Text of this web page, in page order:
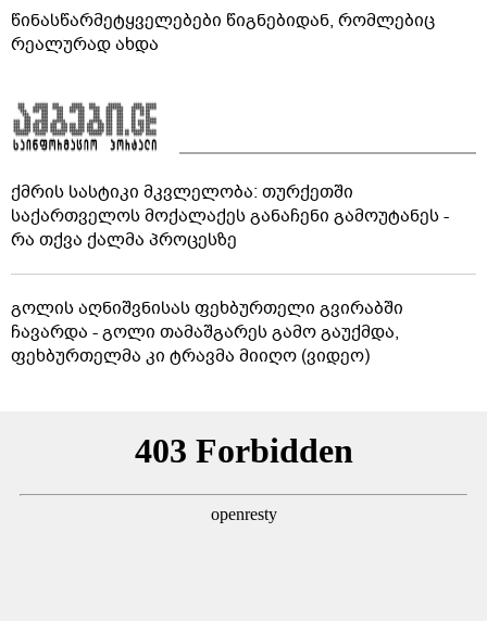
წინასწარმეტყველებები წიგნებიდან, რომლებიც
რეალურად ახდა
ქმრის სასტიკი მკვლელობა: თურქეთში
საქართველოს მოქალაქეს განაჩენი გამოუტანეს -
რა თქვა ქალმა პროცესზე
გოლის აღნიშვნისას ფეხბურთელი გვირაბში
ჩავარდა - გოლი თამაშგარეს გამო გაუქმდა,
ფეხბურთელმა კი ტრავმა მიიღო (ვიდეო)